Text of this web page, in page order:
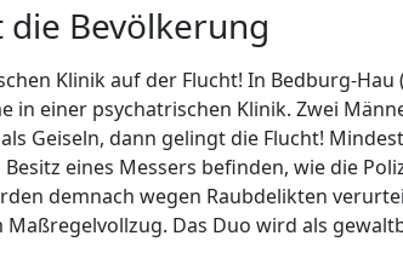
Bevölkerung
Klinik auf der Flucht! In Bedburg-Hau
in einer psychatrischen Klinik. Zwei
Geiseln, dann gelingt die Flucht!
eines Messers befinden, wie die
demnach wegen Raubdelikten
Maßregelvollzug. Das Duo wird als